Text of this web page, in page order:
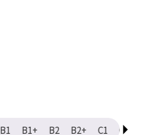
B1 B1+ B2 B2+ C1 C1+